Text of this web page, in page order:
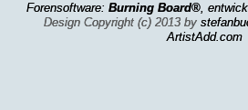
Forensoftware: Burning Board®,
Design Copyright (c) 2013 by
ArtistAdd.com